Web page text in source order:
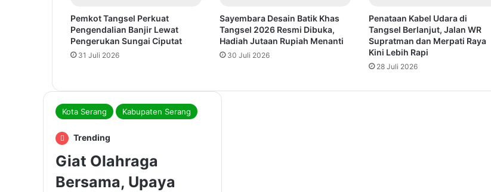
Pemkot Tangsel Perkuat
Pengendalian Banjir Lewat
Pengerukan Sungai Ciputat
31 Juli 2026
Sayembara Desain Batik Khas
Tangsel 2026 Resmi Dibuka,
Hadiah Jutaan Rupiah Menanti
30 Juli 2026
Penataan Kabel Udara di
Tangsel Berlanjut, Jalan WR
Supratman dan Merpati Raya
Kini Lebih Rapi
28 Juli 2026